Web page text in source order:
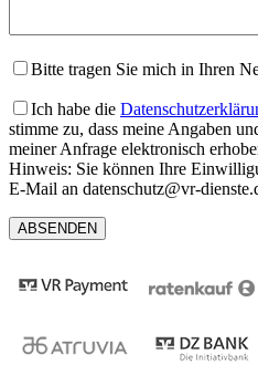
Bitte tragen Sie mich in Ihren
Ich habe die
stimme zu, dass meine Angaben
meiner Anfrage elektronisch
Hinweis: Sie können Ihre
E-Mail an datenschutz@vr-